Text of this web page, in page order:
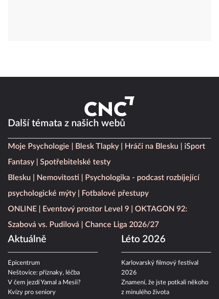
Epicentrum
Neštovice: příznaky, léčba
V čem jezdí Yamal a Mesii?
Karlovarský filmový festival
2026
Znamení, že jste potkali někoho